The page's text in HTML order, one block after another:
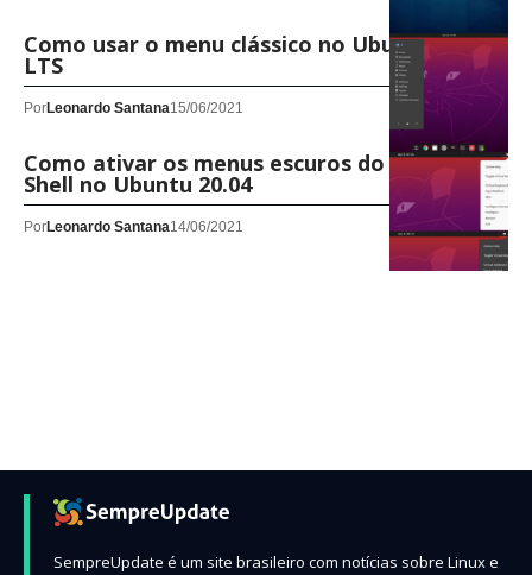
Como usar o menu clássico no Ubuntu 20.04
LTS
PorLeonardo Santana15/06/2021
Como ativar os menus escuros do Gnome
Shell no Ubuntu 20.04
PorLeonardo Santana14/06/2021
SempreUpdate é um site brasileiro com notícias sobre Linux e